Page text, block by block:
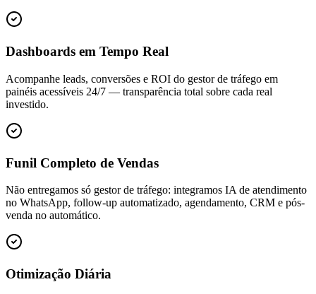
Dashboards em Tempo Real
Acompanhe leads, conversões e ROI do gestor de tráfego em
painéis acessíveis 24/7 — transparência total sobre cada real
investido.
Funil Completo de Vendas
Não entregamos só gestor de tráfego: integramos IA de atendimento
no WhatsApp, follow-up automatizado, agendamento, CRM e pós-
venda no automático.
Otimização Diária